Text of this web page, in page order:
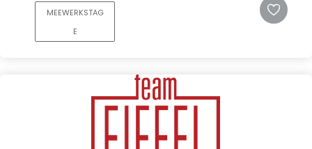
MEEWERKSTAG
E